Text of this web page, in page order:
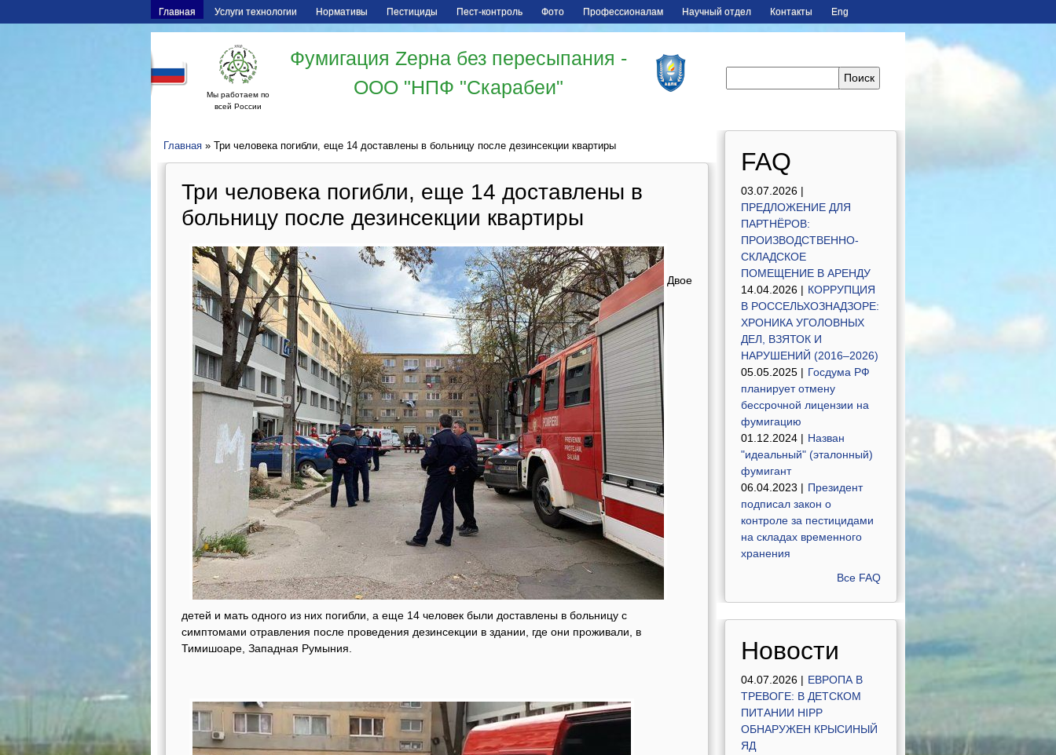
Главная Услуги технологии Нормативы Пестициды Пест-контроль Фото Профессионалам Научный отдел Контакты Eng
Мы работаем по
всей России
Фумигация Zерна без пересыпания -
ООО "НПФ "Скарабеи"
Главная » Три человека погибли, еще 14 доставлены в больницу после дезинсекции квартиры
Три человека погибли, еще 14 доставлены в
больницу после дезинсекции квартиры
Двое
детей и мать одного из них погибли, а еще 14 человек были доставлены в больницу с
симптомами отравления после проведения дезинсекции в здании, где они проживали, в
Тимишоаре, Западная Румыния.
FAQ
03.07.2026 |
ПРЕДЛОЖЕНИЕ ДЛЯ
ПАРТНЁРОВ:
ПРОИЗВОДСТВЕННО-
СКЛАДСКОЕ
ПОМЕЩЕНИЕ В АРЕНДУ
14.04.2026 | КОРРУПЦИЯ
В РОССЕЛЬХОЗНАДЗОРЕ:
ХРОНИКА УГОЛОВНЫХ
ДЕЛ, ВЗЯТОК И
НАРУШЕНИЙ (2016–2026)
05.05.2025 | Госдума РФ
планирует отмену
бессрочной лицензии на
фумигацию
01.12.2024 | Назван
"идеальный" (эталонный)
фумигант
06.04.2023 | Президент
подписал закон о
контроле за пестицидами
на складах временного
хранения
Все FAQ
Новости
04.07.2026 | ЕВРОПА В
ТРЕВОГЕ: В ДЕТСКОМ
ПИТАНИИ HIPP
ОБНАРУЖЕН КРЫСИНЫЙ
ЯД